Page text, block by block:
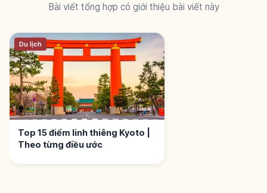
Bài viết tổng hợp có giới thiệu bài viết này
Du lịch
Top 15 điểm linh thiêng Kyoto |
Theo từng điều ước